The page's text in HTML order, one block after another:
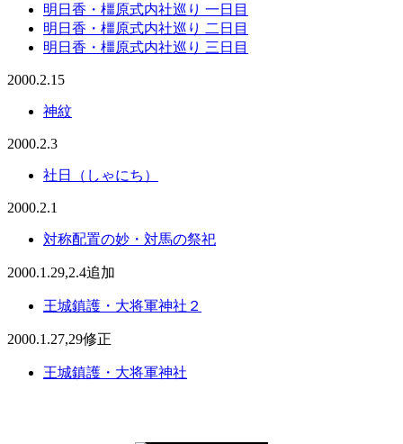
明日香・橿原式内社巡り 一日目
明日香・橿原式内社巡り 二日目
明日香・橿原式内社巡り 三日目
2000.2.15
神紋
2000.2.3
社日（しゃにち）
2000.2.1
対称配置の妙・対馬の祭祀
2000.1.29,2.4追加
王城鎮護・大将軍神社２
2000.1.27,29修正
王城鎮護・大将軍神社